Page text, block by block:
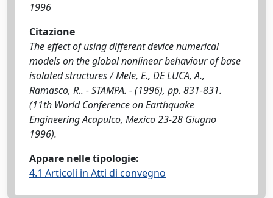
1996
Citazione
The effect of using different device numerical
models on the global nonlinear behaviour of base
isolated structures / Mele, E., DE LUCA, A.,
Ramasco, R.. - STAMPA. - (1996), pp. 831-831.
(11th World Conference on Earthquake
Engineering Acapulco, Mexico 23-28 Giugno
1996).
Appare nelle tipologie:
4.1 Articoli in Atti di convegno